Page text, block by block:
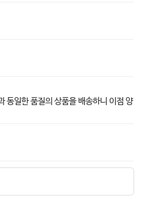
동일한 품질의 상품을 배송하니 이점 양